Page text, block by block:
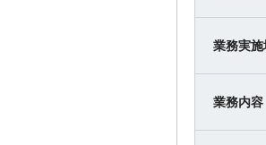
業務実施
業務内容